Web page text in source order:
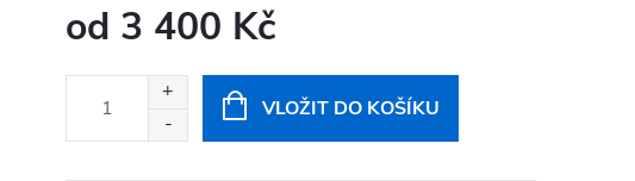
od 3 400 Kč
VLOŽIT DO KOŠÍKU